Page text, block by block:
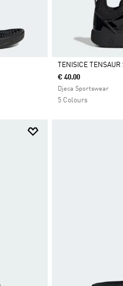
Da
TENISICE
€ 40.00
Djeca Sportswear
5 Colours